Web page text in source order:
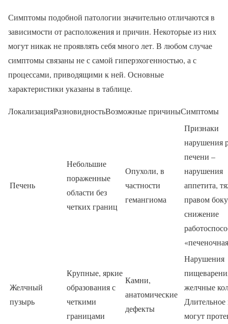
Симптомы подобной патологии значительно отличаются в
зависимости от расположения и причин. Некоторые из них
могут никак не проявлять себя много лет. В любом случае
симптомы связаны не с самой гиперэхогенностью, а с
процессами, приводящими к ней. Основные
характеристики указаны в таблице.
ЛокализацияРазновидностьВозможные причиныСимптомы
Печень
Небольшие
пораженные
области без
четких границ
Опухоли, в
частности
гемангиома
Признаки
нарушения
печени –
нарушения
аппетита,
правом
снижение
Желчный
пузырь
Крупные, яркие
образования с
четкими
границами
Камни,
анатомические
дефекты
Нарушения
желчные
Длительное
могут